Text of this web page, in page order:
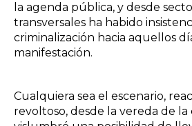
la agenda pública, y desde
transversales ha habido
criminalización hacia aquellos
manifestación.
Cualquiera sea el escenario,
revoltoso, desde la vereda de la